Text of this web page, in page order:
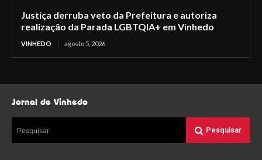
Justiça derruba veto da Prefeitura e autoriza
realização da Parada LGBTQIA+ em Vinhedo
VINHEDO agosto 5, 2026
Jornal de Vinhedo
Pesquisar Pesquisar